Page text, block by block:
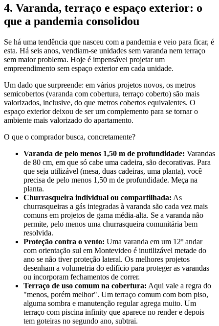
4. Varanda, terraço e espaço exterior: o
que a pandemia consolidou
Se há uma tendência que nasceu com a pandemia e veio para ficar, é
esta. Há seis anos, vendiam-se unidades sem varanda nem terraço
sem maior problema. Hoje é impensável projetar um
empreendimento sem espaço exterior em cada unidade.
Um dado que surpreende: em vários projetos novos, os metros
semicobertos (varanda com cobertura, terraço coberto) são mais
valorizados, inclusive, do que metros cobertos equivalentes. O
espaço exterior deixou de ser um complemento para se tornar o
ambiente mais valorizado do apartamento.
O que o comprador busca, concretamente?
Varanda de pelo menos 1,50 m de profundidade: Varandas
de 80 cm, em que só cabe uma cadeira, são decorativas. Para
que seja utilizável (mesa, duas cadeiras, uma planta), você
precisa de pelo menos 1,50 m de profundidade. Meça na
planta.
Churrasqueira individual ou compartilhada: As
churrasqueiras a gás integradas à varanda são cada vez mais
comuns em projetos de gama média-alta. Se a varanda não
permite, pelo menos uma churrasqueira comunitária bem
resolvida.
Proteção contra o vento: Uma varanda em um 12º andar
com orientação sul em Montevideo é inutilizável metade do
ano se não tiver proteção lateral. Os melhores projetos
desenham a volumetria do edifício para proteger as varandas
ou incorporam fechamentos de correr.
Terraço de uso comum na cobertura: Aqui vale a regra do
"menos, porém melhor". Um terraço comum com bom piso,
alguma sombra e manutenção regular agrega muito. Um
terraço com piscina infinity que aparece no render e depois
tem goteiras no segundo ano, subtrai.